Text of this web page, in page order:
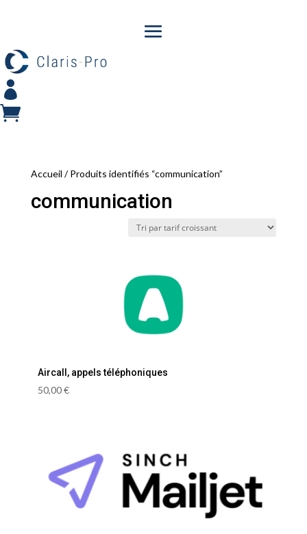


Accueil / Produits identifiés “communication”
communication
Aircall, appels téléphoniques
50,00€